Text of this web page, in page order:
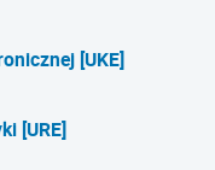
[UKE]
[URE]